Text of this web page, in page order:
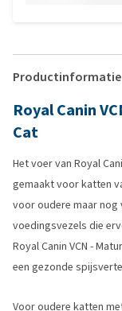
Productinformatie
Royal Canin
Cat
Het voer van Royal
gemaakt voor katten
voor oudere maar
voedingsvezels die
Royal Canin VCN -
een gezonde
Voor oudere katten